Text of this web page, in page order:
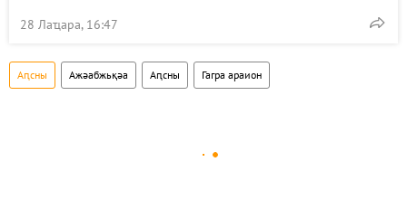
28 Лаҵара, 16:47
Аԥсны Ажәабжьқәа Аԥсны Гагра араион